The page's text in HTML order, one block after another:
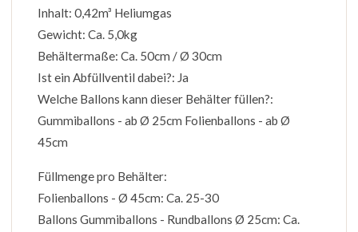
Inhalt: 0,42m³ Heliumgas
Gewicht: Ca. 5,0kg
Behältermaße: Ca. 50cm / Ø 30cm
Ist ein Abfüllventil dabei?: Ja
Welche Ballons kann dieser Behälter füllen?:
Gummiballons - ab Ø 25cm Folienballons - ab Ø
45cm
Füllmenge pro Behälter:
Folienballons - Ø 45cm: Ca. 25-30
Ballons Gummiballons - Rundballons Ø 25cm: Ca.